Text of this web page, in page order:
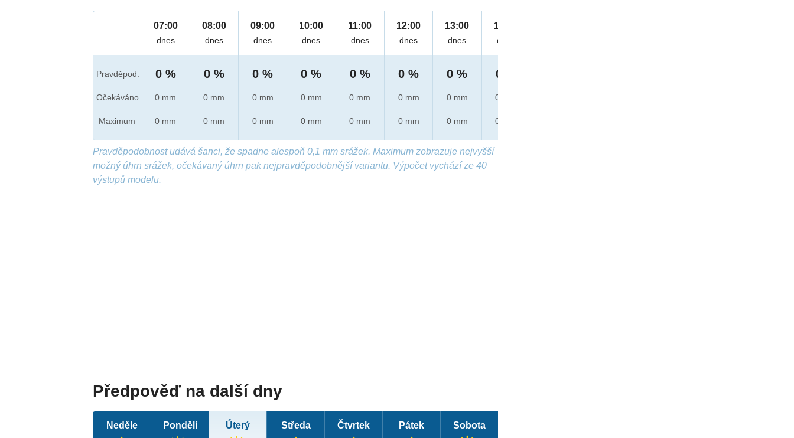
Pravděpod.
Očekáváno
Maximum
07:00
dnes
0 %
0 mm
0 mm
08:00
dnes
0 %
0 mm
0 mm
09:00
dnes
0 %
0 mm
0 mm
10:00
dnes
0 %
0 mm
0 mm
11:00
dnes
0 %
0 mm
0 mm
12:00
dnes
0 %
0 mm
0 mm
13:00
dnes
0 %
0 mm
0 mm
14:00
dnes
0 %
0 mm
0 mm
Pravděpodobnost udává šanci, že spadne alespoň 0,1 mm srážek. Maximum zobrazuje nejvyšší
možný úhrn srážek, očekávaný úhrn pak nejpravděpodobnější variantu. Výpočet vychází ze 40
výstupů modelu.
Předpověď na další dny
Neděle Pondělí Úterý Středa Čtvrtek Pátek Sobota